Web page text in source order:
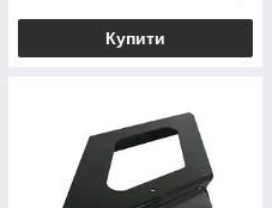
Купити